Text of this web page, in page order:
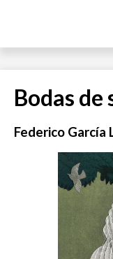
Bodas de
Federico García